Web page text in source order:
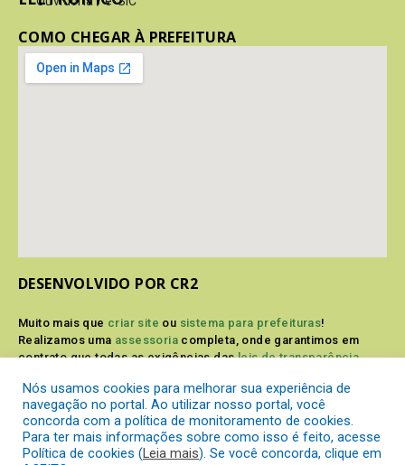
COMO CHEGAR À PREFEITURA
DESENVOLVIDO POR CR2
Muito mais que criar site ou sistema para prefeituras!
Realizamos uma assessoria completa, onde garantimos em
contrato que todas as exigências dasleis de transparência
Conheça oPNTPe oRadar da Transparência Pública
Nós usamos cookies para melhorar sua experiência de
navegação no portal. Ao utilizar nosso portal, você
concorda com a política de monitoramento de cookies.
Para ter mais informações sobre como isso é feito, acesse
Política de cookies (Leia mais). Se você concorda, clique em